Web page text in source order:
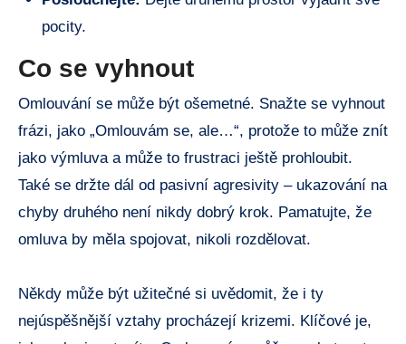
pocity.
Co se vyhnout
Omlouvání se může být ošemetné. Snažte ​se⁢ vyhnout‍
frázi,​ jako „Omlouvám se, ale…“, ⁤protože ⁤to může znít
jako výmluva a může ⁤to⁣ frustraci ještě ‍prohloubit.
Také se držte dál od pasivní agresivity – ukazování na
chyby druhého není nikdy dobrý ‌krok. Pamatujte, že
omluva⁤ by měla​ spojovat, nikoli rozdělovat.
Někdy může⁤ být užitečné si ⁤uvědomit, že i ty
nejúspěšnější vztahy procházejí krizemi. Klíčové je,